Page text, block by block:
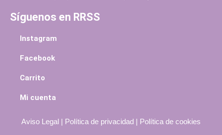
Síguenos en RRSS
Instagram
Facebook
Carrito
Mi cuenta
Aviso Legal Política de privacidad Política de cookies